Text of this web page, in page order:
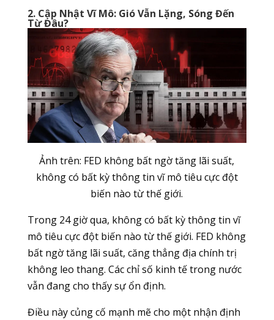
2. Cập Nhật Vĩ Mô: Gió Vẫn Lặng, Sóng Đến
Từ Đâu?
Ảnh trên: FED không bất ngờ tăng lãi suất,
không có bất kỳ thông tin vĩ mô tiêu cực đột
biến nào từ thế giới.
Trong 24 giờ qua, không có bất kỳ thông tin vĩ
mô tiêu cực đột biến nào từ thế giới. FED không
bất ngờ tăng lãi suất, căng thẳng địa chính trị
không leo thang. Các chỉ số kinh tế trong nước
vẫn đang cho thấy sự ổn định.
Điều này củng cố mạnh mẽ cho một nhận định